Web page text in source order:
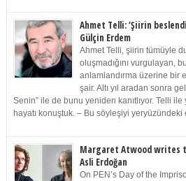
Ahmet Telli: ‘Şiirin
Gülçin Erdem
Ahmet Telli, şiirin tümüyle
oluşmadığını vurgulayan,
anlamlandırma üzerine bir
şair. Altı yıl aradan sonra
Senin” ile de bunu yeniden kanıtlıyor. Telli ile
hayatı konuştuk. – Bu söyleşiyi yeryüzündeki
Margaret Atwood writes
Asli Erdoğan
On PEN’s Day of the